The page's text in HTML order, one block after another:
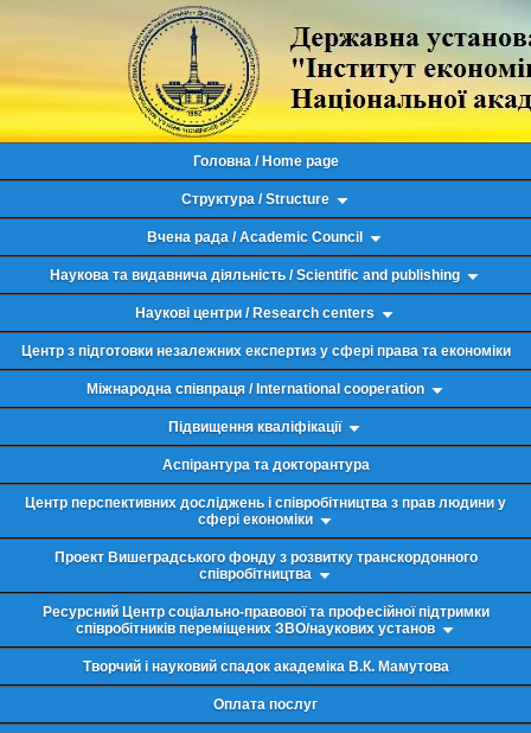
Головна / Home page
Структура / Structure
Вчена рада / Academic Council
Наукова та видавнича діяльність / Scientific and publishing
Наукові центри / Research centers
Центр з підготовки незалежних експертиз у сфері права та економіки
Міжнародна співпраця / International cooperation
Підвищення кваліфікації
Аспірантура та докторантура
Центр перспективних досліджень і співробітництва з прав людини у
сфері економіки
Проект Вишеградського фонду з розвитку транскордонного
співробітництва
Ресурсний Центр соціально-правової та професійної підтримки
співробітників переміщених ЗВО/наукових установ
Творчий і науковий спадок академіка В.К. Мамутова
Оплата послуг